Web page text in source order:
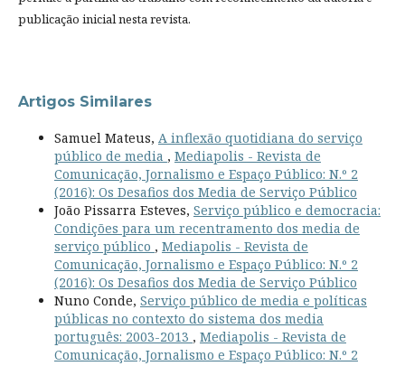
publicação inicial nesta revista.
Artigos Similares
Samuel Mateus, A inflexão quotidiana do serviço
público de media , Mediapolis - Revista de
Comunicação, Jornalismo e Espaço Público: N.º 2
(2016): Os Desafios dos Media de Serviço Público
João Pissarra Esteves, Serviço público e democracia:
Condições para um recentramento dos media de
serviço público , Mediapolis - Revista de
Comunicação, Jornalismo e Espaço Público: N.º 2
(2016): Os Desafios dos Media de Serviço Público
Nuno Conde, Serviço público de media e políticas
públicas no contexto do sistema dos media
português: 2003-2013 , Mediapolis - Revista de
Comunicação, Jornalismo e Espaço Público: N.º 2